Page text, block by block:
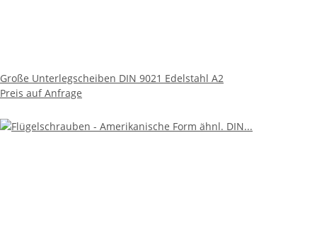
Große Unterlegscheiben DIN 9021 Edelstahl A2
Preis auf Anfrage